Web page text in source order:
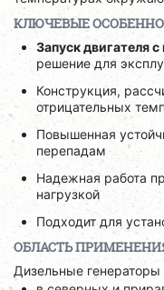
КЛЮЧЕВЫЕ
Запуск двигателя
решение для
Конструкция,
отрицательных
Повышенная
перепадам
Надежная работа
нагрузкой
Подходит для
ОБЛАСТЬ
Дизельные генераторы